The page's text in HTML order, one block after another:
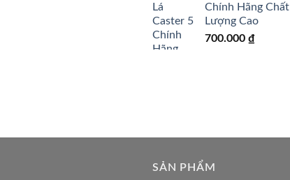
Chính Hãng Chất
Lượng Cao
700.000 ₫
SẢN PHẨM